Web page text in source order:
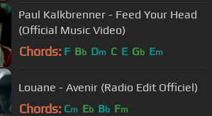
Paul Kalkbrenner - Feed Your Head
(Official Music Video)
Chords: F Bb Dm C E Gb Em
Louane - Avenir (Radio Edit Officiel)
Chords: Cm Eb Bb Fm